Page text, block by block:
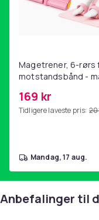
Magetrener, 6-rørs
motstandsbånd -
hjemmegymnastikk
169 kr
Tidligere laveste pris:
mandag, 17 aug.
Anbefalinger til